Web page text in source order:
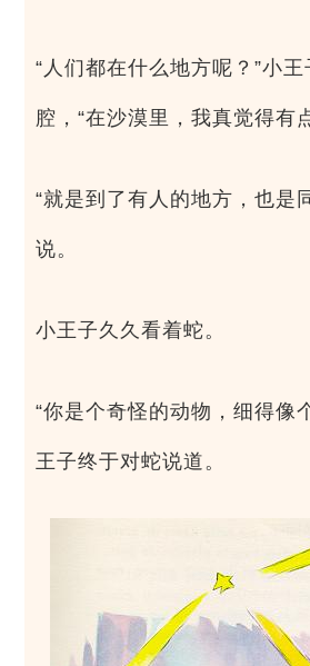
“人们都在什么地方呢？”小
腔，“在沙漠里，我真觉得
“就是到了有人的地方，也是
说。
小王子久久看着蛇。
“你是个奇怪的动物，细得
王子终于对蛇说道。